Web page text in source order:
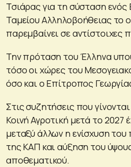
Τσιάρας για τη σύσταση
Ταμείου Αλληλοβοήθειας το
παρεμβαίνει σε αντίστοιχες
Την πρόταση του Έλληνα
τόσο οι χώρες του
όσο και ο Επίτροπος
Στις συζητήσεις που
Κοινή Αγροτική μετά το 2027
μεταξύ άλλων η ενίσχυση
της ΚΑΠ και αύξηση του
αποθεματικού.